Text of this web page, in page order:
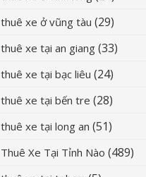
thuê xe ở vũng tàu (29)
thuê xe tại an giang (33)
thuê xe tại bạc liêu (24)
thuê xe tại bến tre (28)
thuê xe tại long an (51)
Thuê Xe Tại Tỉnh Nào (489)